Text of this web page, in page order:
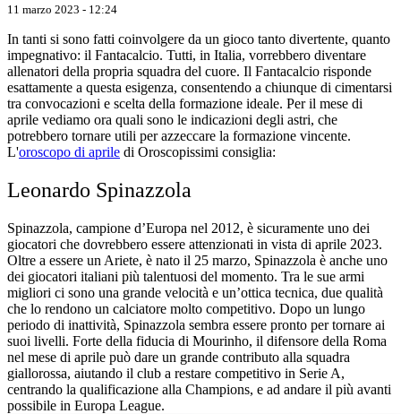
11 marzo 2023 - 12:24
In tanti si sono fatti coinvolgere da un gioco tanto divertente, quanto
impegnativo: il Fantacalcio. Tutti, in Italia, vorrebbero diventare
allenatori della propria squadra del cuore. Il Fantacalcio risponde
esattamente a questa esigenza, consentendo a chiunque di cimentarsi
tra convocazioni e scelta della formazione ideale. Per il mese di
aprile vediamo ora quali sono le indicazioni degli astri, che
potrebbero tornare utili per azzeccare la formazione vincente.
L'oroscopo di aprile di Oroscopissimi consiglia:
Leonardo Spinazzola
Spinazzola, campione d’Europa nel 2012, è sicuramente uno dei
giocatori che dovrebbero essere attenzionati in vista di aprile 2023.
Oltre a essere un Ariete, è nato il 25 marzo, Spinazzola è anche uno
dei giocatori italiani più talentuosi del momento. Tra le sue armi
migliori ci sono una grande velocità e un’ottica tecnica, due qualità
che lo rendono un calciatore molto competitivo. Dopo un lungo
periodo di inattività, Spinazzola sembra essere pronto per tornare ai
suoi livelli. Forte della fiducia di Mourinho, il difensore della Roma
nel mese di aprile può dare un grande contributo alla squadra
giallorossa, aiutando il club a restare competitivo in Serie A,
centrando la qualificazione alla Champions, e ad andare il più avanti
possibile in Europa League.